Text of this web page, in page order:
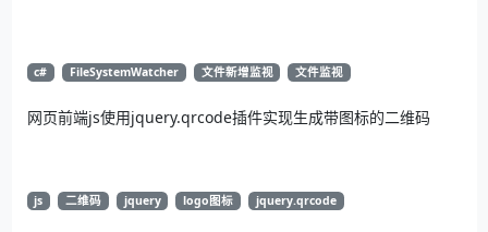
c# FileSystemWatcher 文件新增监视 文件监视
网页前端js使用jquery.qrcode插件实现生成带图标的二维码
js 二维码 jquery logo图标 jquery.qrcode